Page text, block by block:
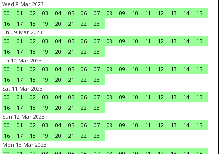
Wed 8 Mar 2023
00
01 02 03 04 05 06 07 08 09 10 11 12 13 14
15
16
17 18 19 20 21 22
23
Thu 9 Mar 2023
00
01 02 03 04 05 06 07 08 09 10 11 12 13 14
15
16
17 18 19 20 21 22
23
Fri 10 Mar 2023
00
01 02 03 04 05 06 07 08 09 10 11 12 13 14
15
16
17 18 19 20 21 22
23
Sat 11 Mar 2023
00
01 02 03 04 05 06 07 08 09 10 11 12 13 14
15
16
17 18 19 20 21 22
23
Sun 12 Mar 2023
00
01 02 03 04 05 06 07 08 09 10 11 12 13 14
15
16
17 18 19 20 21 22
23
Mon 13 Mar 2023